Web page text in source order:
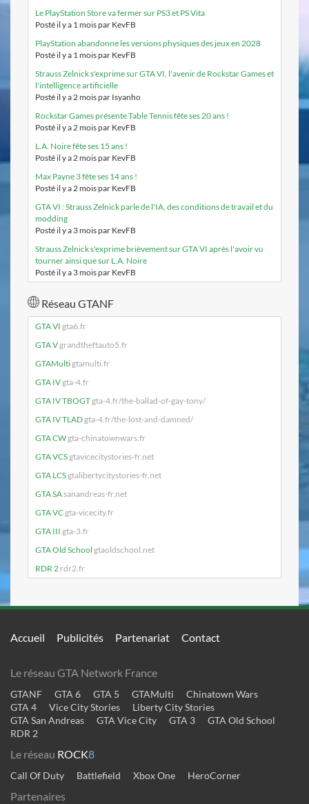
Le PlayStation Store va fermer sur PS3 et PS Vita
Posté il y a 1 mois par KevFB
PlayStation abandonne les versions physiques des jeux en 2028
Posté il y a 1 mois par KevFB
Strauss Zelnick s'exprime sur GTA VI, l'avenir de Rockstar Games et
l'intelligence artificielle
Posté il y a 2 mois par Isyanho
Rockstar Games présente Table Tennis fête ses 20 ans !
Posté il y a 2 mois par KevFB
L.A. Noire fête ses 15 ans !
Posté il y a 2 mois par KevFB
Max Payne 3 fête ses 14 ans !
Posté il y a 2 mois par KevFB
GTA VI : Strauss Zelnick parle de l'IA, des conditions de travail et du
modding
Posté il y a 3 mois par KevFB
Strauss Zelnick s'exprime brièvement sur GTA VI après l'avoir vu
tourner ainsi que sur L.A. Noire
Posté il y a 3 mois par KevFB
Réseau GTANF
GTA VI gta6.fr
GTA Vgrandtheftauto5.fr
GTAMultigtamulti.fr
GTA IVgta-4.fr
GTA IV TBOGTgta-4.fr/the-ballad-of-gay-tony/
GTA IV TLADgta-4.fr/the-lost-and-damned/
GTA CWgta-chinatownwars.fr
GTA VCSgtavicecitystories-fr.net
GTA LCSgtalibertycitystories-fr.net
GTA SAsanandreas-fr.net
GTA VCgta-vicecity.fr
GTA III gta-3.fr
GTA Old School gtaoldschool.net
RDR 2 rdr2.fr
Accueil Publicités Partenariat Contact
Le réseau GTA Network France
GTANF GTA 6 GTA 5 GTAMulti
Chinatown Wars
GTA 4
Vice City Stories
Liberty City Stories
GTA San Andreas
GTA Vice City GTA 3
GTA Old School
RDR 2
Le réseau ROCK8
Call Of Duty Battlefield Xbox One HeroCorner
Partenaires